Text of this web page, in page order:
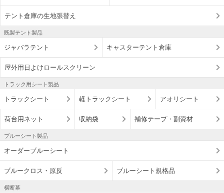
テント倉庫の生地張替え
既製テント製品
ジャバラテント キャスターテント倉庫
屋外用日よけロールスクリーン
トラック用シート製品
トラックシート 軽トラックシート アオリシート
荷台用ネット 収納袋 補修テープ・副資材
ブルーシート製品
オーダーブルーシート
ブルークロス・原反 ブルーシート規格品
横断幕